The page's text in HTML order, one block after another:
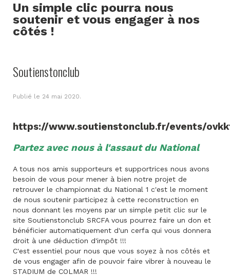
Un simple clic pourra nous
soutenir et vous engager à nos
côtés !
Soutienstonclub
Publié le 24 mai 2020.
https://www.soutienstonclub.fr/events/
Partez avec nous à l'assaut du National
A tous nos amis supporteurs et supportrices nous avons
besoin de vous pour mener à bien notre projet de
retrouver le championnat du National 1 c'est le moment
de nous soutenir participez à cette reconstruction en
nous donnant les moyens par un simple petit clic sur le
site Soutienstonclub SRCFA vous pourrez faire un don et
bénéficier automatiquement d'un cerfa qui vous donnera
droit à une déduction d'impôt !!!
C'est essentiel pour nous que vous soyez à nos côtés et
de vous engager afin de pouvoir faire vibrer à nouveau le
STADIUM de COLMAR !!!